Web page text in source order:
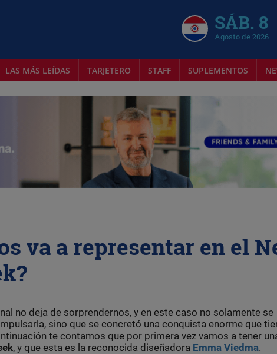
SÁB. 8
Agosto de 2026
LAS MÁS LEÍDAS TARJETERO STAFF SUPLEMENTOS
va a representar en el
no deja de sorprendernos, y en este caso no solamente se
sino que se concretó una conquista enorme que
te contamos que por primera vez vamos a tener
, y que esta es la reconocida diseñadora Emma Viedma.